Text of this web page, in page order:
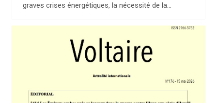
graves crises énergétiques, la nécessité de la…